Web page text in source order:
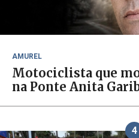
AMUREL
Motociclista que
na Ponte Anita
4